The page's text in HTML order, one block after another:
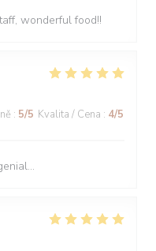
wonderful food!!
: 5/5 Kvalita / Cena : 4/5